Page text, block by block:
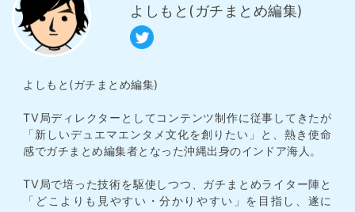
よしもと(ガチまとめ編集)
よしもと(ガチまとめ編集)
TV局ディレクターとしてコンテンツ制作に従事してきたが
「新しいデュエマエンタメ文化を創りたい」と、熱き使命
感でガチまとめ編集者となった沖縄出身のインドア海人。
TV局で培った技術を駆使しつつ、ガチまとめライター陣と
「どこよりも見やすい・分かりやすい」を目指し、遂に